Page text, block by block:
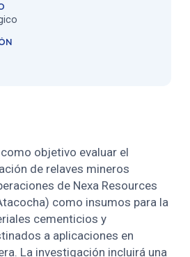
objetivo evaluar el
de relaves mineros
de Nexa Resources
como insumos para la
cementicios y
a aplicaciones en
La investigación incluirá una